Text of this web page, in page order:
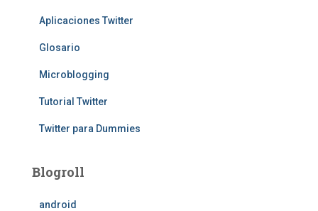
Aplicaciones Twitter
Glosario
Microblogging
Tutorial Twitter
Twitter para Dummies
Blogroll
android